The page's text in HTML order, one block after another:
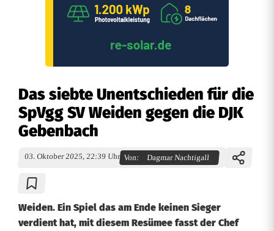
Das siebte Unentschieden für die
SpVgg SV Weiden gegen die DJK
Gebenbach
03. Oktober 2025, 22:39 Uhr Von: Dagmar Nachtigall
Weiden. Ein Spiel das am Ende keinen Sieger
verdient hat, mit diesem Resümee fasst der Chef